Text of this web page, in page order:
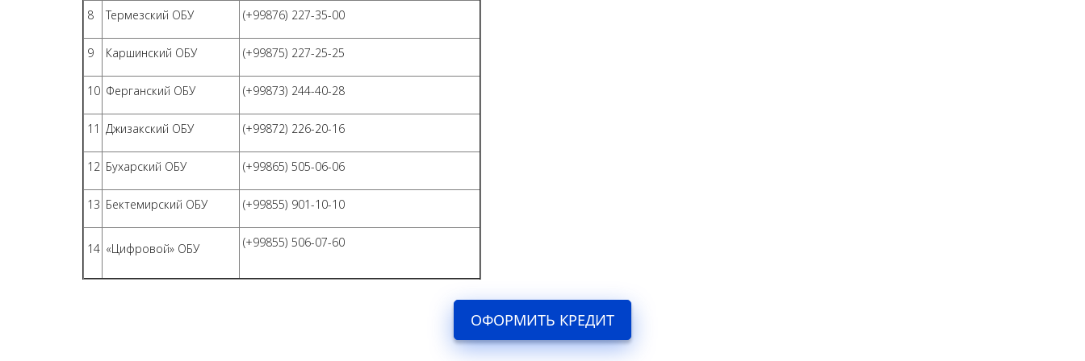
8 Термезский ОБУ (+99876) 227-35-00
9 Каршинский ОБУ (+99875) 227-25-25
10 Ферганский ОБУ (+99873) 244-40-28
11 Джизакский ОБУ (+99872) 226-20-16
12 Бухарский ОБУ (+99865) 505-06-06
13 Бектемирский ОБУ (+99855) 901-10-10
14 «Цифровой» ОБУ (+99855) 506-07-60
ОФОРМИТЬ КРЕДИТ